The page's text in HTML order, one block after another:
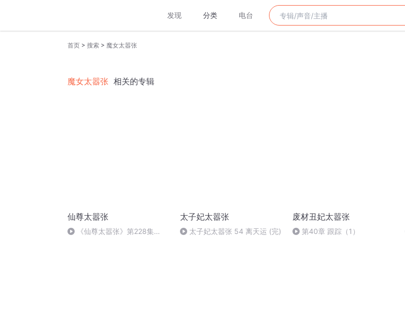
发现 分类 电台
首页 > 搜索 > 魔女太嚣张
魔女太嚣张 相关的专辑
仙尊太嚣张
《仙尊太嚣张》第228集
太子妃太嚣张
太子妃太嚣张 54 离天运 (完)
废材丑妃太嚣张
第40章 跟踪（1）